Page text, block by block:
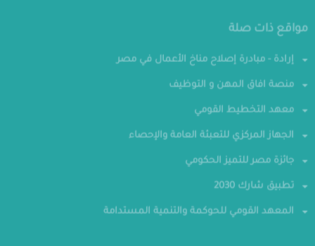
مواقع ذات صلة
إرادة - مبادرة إصلاح مناخ الأعمال في مصر
منصة افاق المهن و التوظيف
معهد التخطيط القومي
الجهاز المركزي للتعبئة العامة والإحصاء
جائزة مصر للتميز الحكومي
تطبيق شارك 2030
المعهد القومي للحوكمة والتنمية المستدامة